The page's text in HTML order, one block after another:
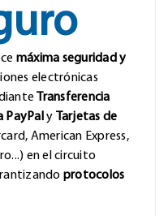
máxima seguridad y
electrónicas
Transferencia
PayPal y
Tarjetas de
American Express,
en el circuito
protocolos